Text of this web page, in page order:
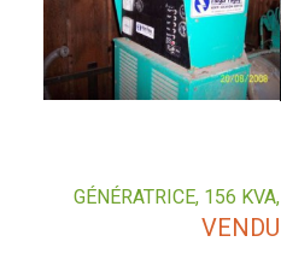
GÉNÉRATRICE, 156 KVA,
VENDU